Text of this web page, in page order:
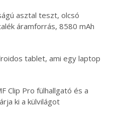
asztal teszt, olcsó
áramforrás, 8580 mAh
tablet, ami egy laptop
Clip Pro fülhallgató és a
ki a külvilágot